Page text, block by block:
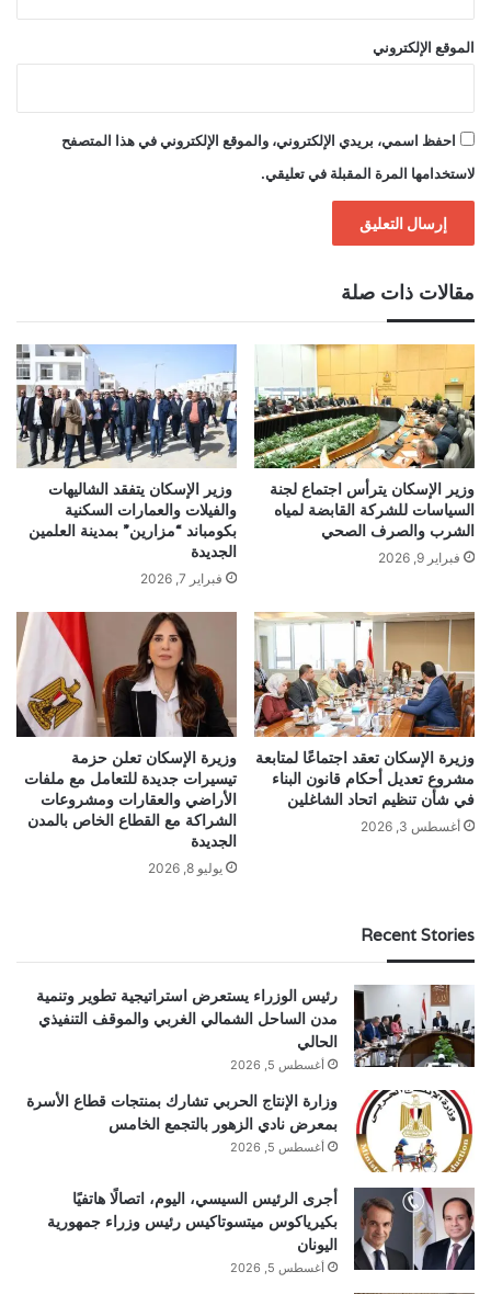
الموقع الإلكتروني
احفظ اسمي، بريدي الإلكتروني، والموقع الإلكتروني في هذا المتصفح
لاستخدامها المرة المقبلة في تعليقي.
مقالات ذات صلة
وزير الإسكان يترأس اجتماع لجنة
السياسات للشركة القابضة لمياه
الشرب والصرف الصحي
فبراير 9, 2026
وزير الإسكان يتفقد الشاليهات
والفيلات والعمارات السكنية
بكومباند “مزارين” بمدينة العلمين
الجديدة
فبراير 7, 2026
وزيرة الإسكان تعقد اجتماعًا لمتابعة
مشروع تعديل أحكام قانون البناء
في شأن تنظيم اتحاد الشاغلين
أغسطس 3, 2026
وزيرة الإسكان تعلن حزمة
تيسيرات جديدة للتعامل مع ملفات
الأراضي والعقارات ومشروعات
الشراكة مع القطاع الخاص بالمدن
الجديدة
يوليو 8, 2026
Recent Stories
رئيس الوزراء يستعرض استراتيجية تطوير وتنمية
مدن الساحل الشمالي الغربي والموقف التنفيذي
الحالي
أغسطس 5, 2026
وزارة الإنتاج الحربي تشارك بمنتجات قطاع الأسرة
بمعرض نادي الزهور بالتجمع الخامس
أغسطس 5, 2026
أجرى الرئيس السيسي، اليوم، اتصالًا هاتفيًا
بكيرياكوس ميتسوتاكيس رئيس وزراء جمهورية
اليونان
أغسطس 5, 2026